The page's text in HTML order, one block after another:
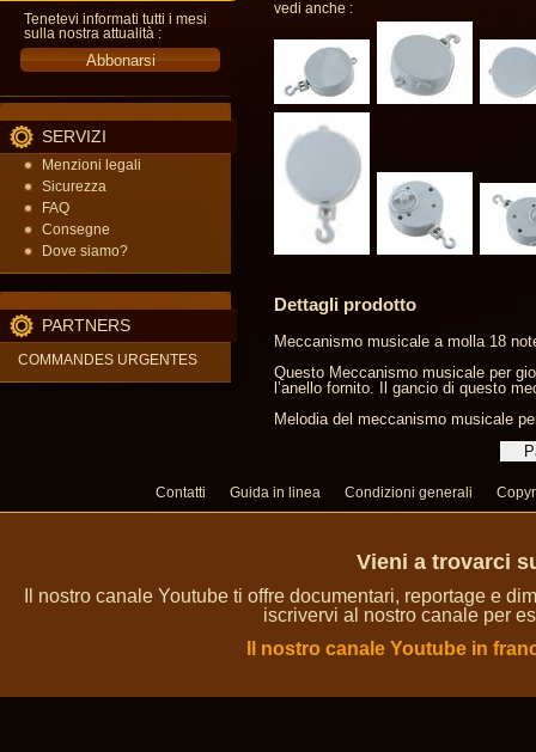
Tenetevi informati tutti i mesi
sulla nostra attualità :
SERVIZI
Menzioni legali
Sicurezza
FAQ
Consegne
Dove siamo?
PARTNERS
COMMANDES URGENTES
vedi anche :
Dettagli prodotto
Meccanismo musicale a molla 18
Questo Meccanismo musicale per
l’anello fornito. Il gancio di questo
Melodia del meccanismo musicale
Contatti Guida in linea Condizioni generali
Vieni a trovarci
Il nostro canale Youtube ti offre documentari, reportage e
iscrivervi al nostro canale per
Il nostro canale Youtube in